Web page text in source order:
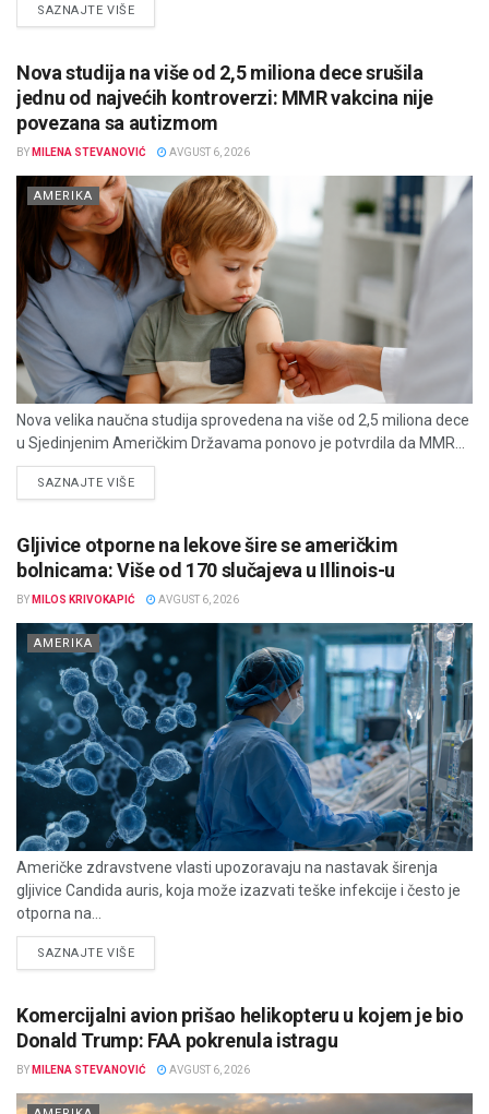
SAZNAJTE VIŠEDETAILS
Nova studija na više od 2,5 miliona dece srušila
jednu od najvećih kontroverzi: MMR vakcina nije
povezana sa autizmom
BY MILENA STEVANOVIĆ AVGUST 6, 2026
AMERIKA
Nova velika naučna studija sprovedena na više od 2,5 miliona dece
u Sjedinjenim Američkim Državama ponovo je potvrdila da MMR...
SAZNAJTE VIŠEDETAILS
Gljivice otporne na lekove šire se američkim
bolnicama: Više od 170 slučajeva u Illinois-u
BY MILOS KRIVOKAPIĆ AVGUST 6, 2026
AMERIKA
Američke zdravstvene vlasti upozoravaju na nastavak širenja
gljivice Candida auris, koja može izazvati teške infekcije i često je
otporna na...
SAZNAJTE VIŠEDETAILS
Komercijalni avion prišao helikopteru u kojem je bio
Donald Trump: FAA pokrenula istragu
BY MILENA STEVANOVIĆ AVGUST 6, 2026